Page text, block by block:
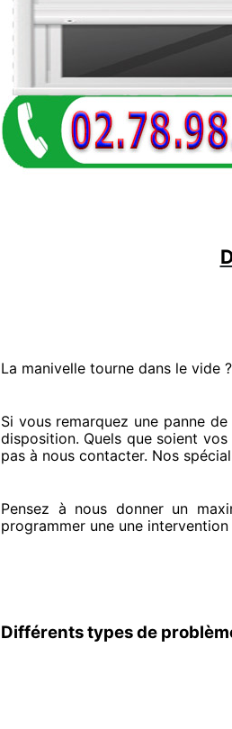
La manivelle tourne dans le vide
Si vous remarquez une panne
disposition. Quels que soient vos
pas à nous contacter. Nos
Pensez à nous donnerun
programmer une une
Différents types de